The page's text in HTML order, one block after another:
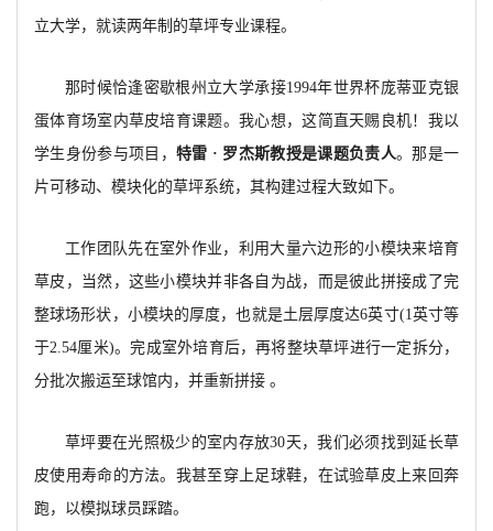
立大学，就读两年制的草坪专业课程。
那时候恰逢密歇根州立大学承接1994年世界杯庞蒂亚克银
蛋体育场室内草皮培育课题。我心想，这简直天赐良机！我以
学生身份参与项目， 特雷 · 罗杰斯教授是课题负责人。那是一
片可移动、模块化的草坪系统，其构建过程大致如下。
工作团队先在室外作业，利用大量六边形的小模块来培育
草皮，当然，这些小模块并非各自为战，而是彼此拼接成了完
整球场形状，小模块的厚度，也就是土层厚度达6英寸(1英寸等
于2.54厘米)。完成室外培育后，再将整块草坪进行一定拆分，
分批次搬运至球馆内，并重新拼接 。
草坪要在光照极少的室内存放30天，我们必须找到延长草
皮使用寿命的方法。我甚至穿上足球鞋，在试验草皮上来回奔
跑，以模拟球员踩踏。